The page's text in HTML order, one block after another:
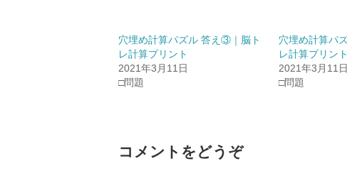
穴埋め計算パズル 答え③｜脳ト
レ計算プリント
2021年3月11日
□問題
穴埋め計算パ
レ計算プリント
2021年3月11日
□問題
コメントをどうぞ